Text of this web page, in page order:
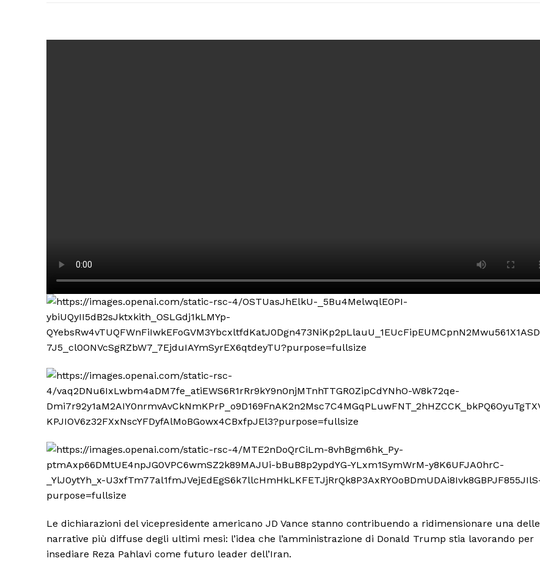
Le dichiarazioni del vicepresidente americano JD Vance stanno contribuendo a ridimensionare una delle
narrative più diffuse degli ultimi mesi: l’idea che l’amministrazione di Donald Trump stia lavorando per
insediare Reza Pahlavi come futuro leader dell’Iran.